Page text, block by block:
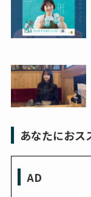
あなたにおス
AD